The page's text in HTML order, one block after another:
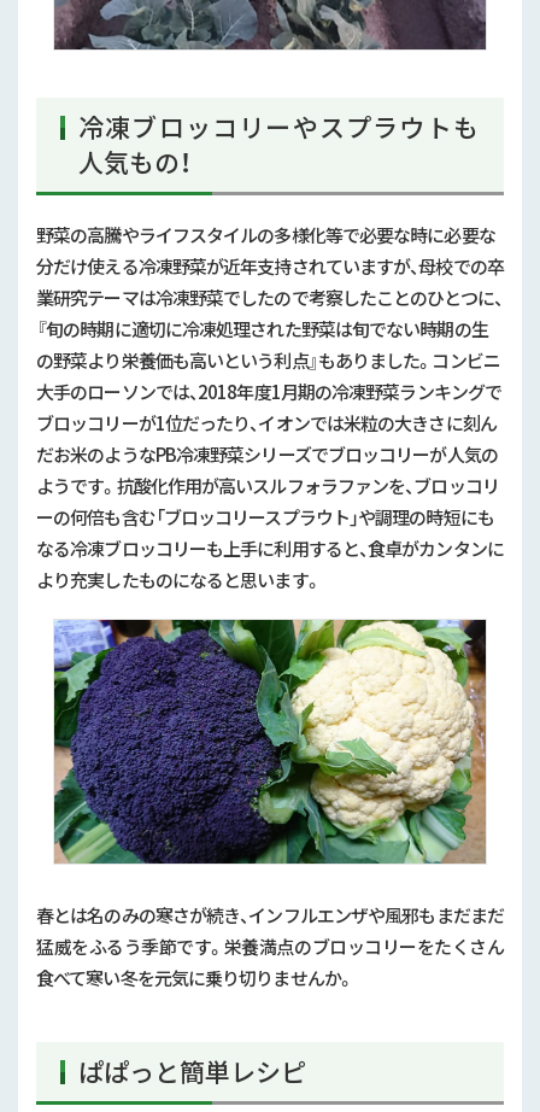
冷凍ブロッコリーやスプラウトも
人気もの！
野菜の高騰やライフスタイルの多様化等で必要な時に必要な
分だけ使える冷凍野菜が近年支持されていますが、母校での卒
業研究テーマは冷凍野菜でしたので考察したことのひとつに、
『旬の時期に適切に冷凍処理された野菜は旬でない時期の生
の野菜より栄養価も高いという利点』もありました。コンビニ
大手のローソンでは、2018年度1月期の冷凍野菜ランキングで
ブロッコリーが1位だったり、イオンでは米粒の大きさに刻ん
だお米のようなPB冷凍野菜シリーズでブロッコリーが人気の
ようです。抗酸化作用が高いスルフォラファンを、ブロッコリ
ーの何倍も含む「ブロッコリースプラウト」や調理の時短にも
なる冷凍ブロッコリーも上手に利用すると、食卓がカンタンに
より充実したものになると思います。
春とは名のみの寒さが続き、インフルエンザや風邪もまだまだ
猛威をふるう季節です。栄養満点のブロッコリーをたくさん
食べて寒い冬を元気に乗り切りませんか。
ぱぱっと簡単レシピ